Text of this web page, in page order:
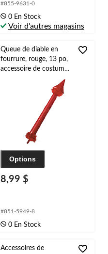
#855-9631-0
0 En Stock
Voir d'autres magasins
Queue de diable en
fourrure, rouge, 13 po,
accessoire de costume
Options
8,99 $
#851-5949-8
0 En Stock
Accessoires de